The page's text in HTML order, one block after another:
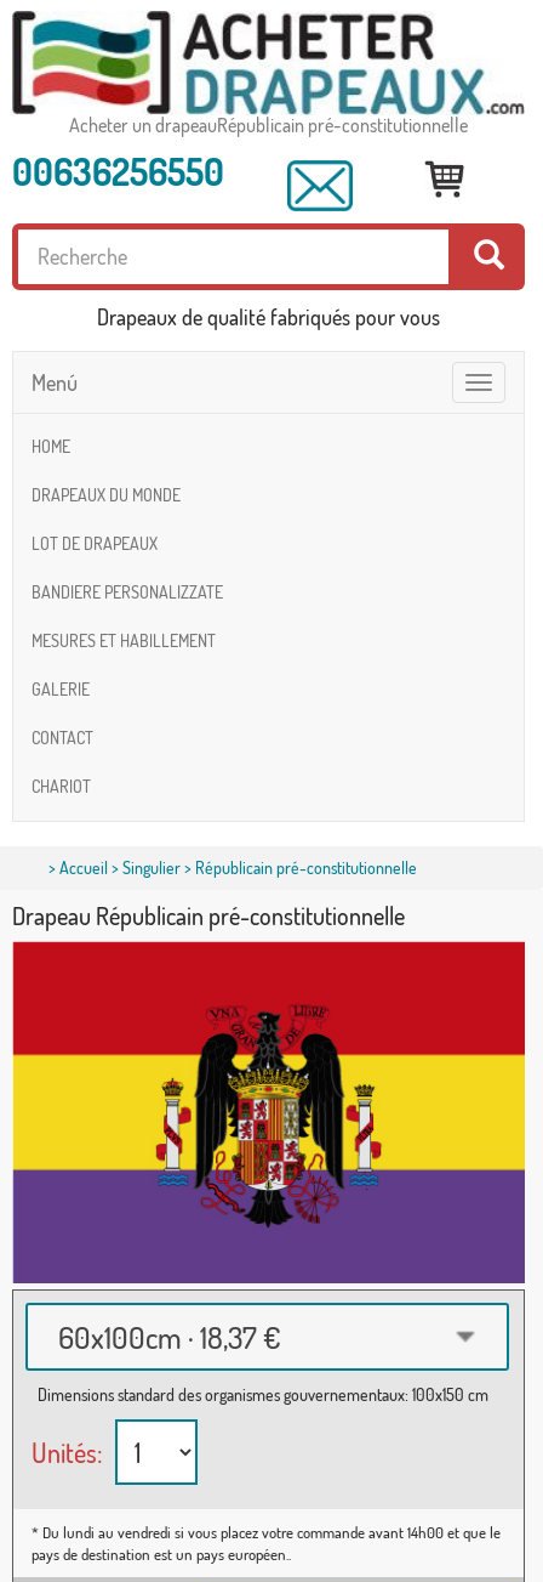
Acheter un drapeauRépublicain pré-constitutionnelle
00636256550
Drapeaux de qualité fabriqués pour vous
Toggle
navigation
Menú
HOME
DRAPEAUX DU MONDE
LOT DE DRAPEAUX
BANDIERE PERSONALIZZATE
MESURES ET HABILLEMENT
GALERIE
CONTACT
CHARIOT
>Accueil>Singulier> Républicain pré-constitutionnelle
Drapeau Républicain pré-constitutionnelle
60x100cm · 18,37 €
Dimensions standard des organismes gouvernementaux: 100x150 cm
Unités:
* Du lundi au vendredi si vous placez votre commande avant 14h00 et que le
pays de destination est un pays européen..